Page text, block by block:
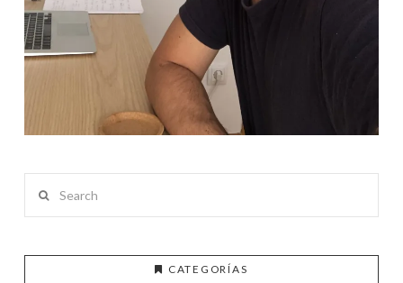
CATEGORÍAS